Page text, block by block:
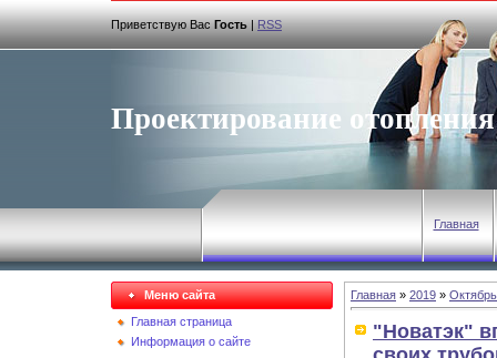
Приветствую Вас Гость|RSS
Проектирование
Главная
Меню сайта
Главная страница
Информация о сайте
Главная » 2019 » Октябрь
"Новатэк"